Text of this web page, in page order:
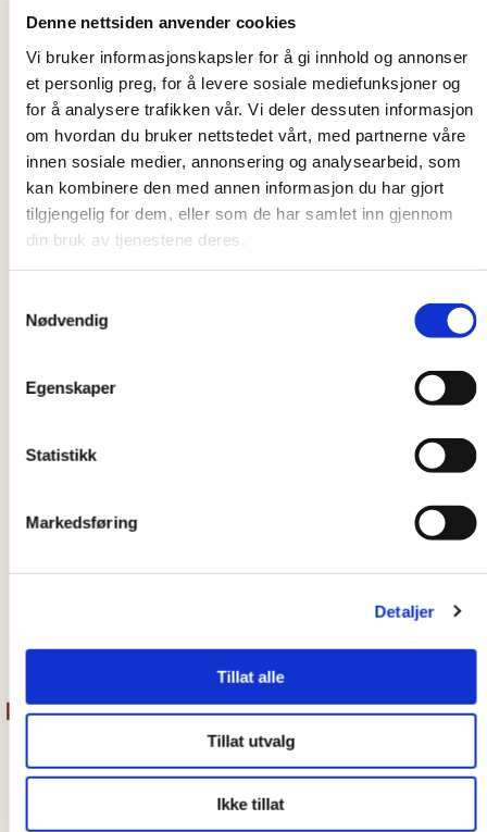
Denne nettsiden anvender cookies
Vi bruker informasjonskapsler for å gi innhold og annonser
et personlig preg, for å levere sosiale mediefunksjoner og
for å analysere trafikken vår. Vi deler dessuten informasjon
om hvordan du bruker nettstedet vårt, med partnerne våre
innen sosiale medier, annonsering og analysearbeid, som
kan kombinere den med annen informasjon du har gjort
tilgjengelig for dem, eller som de har samlet inn gjennom
din bruk av tjenestene deres.
Nødvendig
Egenskaper
Statistikk
Markedsføring
Detaljer
Tillat alle
Tillat utvalg
Ikke tillat
Bjørnebekk
Advisor
ivanna.bjornebek
k@caritas.no
Hamid Omed
Advisor
hamid.omed@cari
tas.no
Advisor
caritas.no
national guidance
joseph.ceville@ca